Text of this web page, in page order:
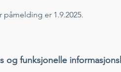
er 1.9.2025.
funksjonelle